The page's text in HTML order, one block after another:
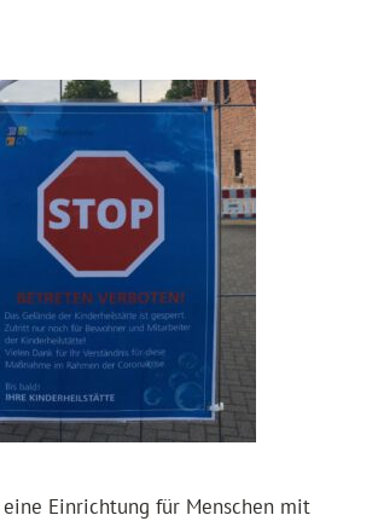
Einrichtung für Menschen mit